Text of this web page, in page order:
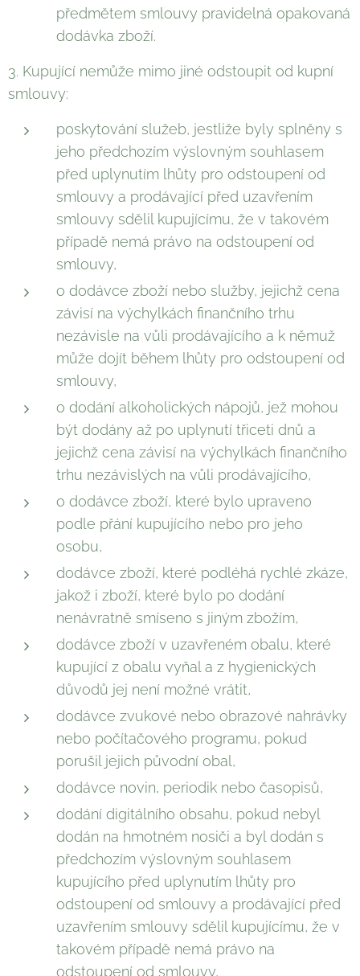
předmětem smlouvy pravidelná opakovaná
dodávka zboží.
3. Kupující nemůže mimo jiné odstoupit od kupní
smlouvy:
poskytování služeb, jestliže byly splněny s
jeho předchozím výslovným souhlasem
před uplynutím lhůty pro odstoupení od
smlouvy a prodávající před uzavřením
smlouvy sdělil kupujícímu, že v takovém
případě nemá právo na odstoupení od
smlouvy,
o dodávce zboží nebo služby, jejichž cena
závisí na výchylkách finančního trhu
nezávisle na vůli prodávajícího a k němuž
může dojít během lhůty pro odstoupení od
smlouvy,
o dodání alkoholických nápojů, jež mohou
být dodány až po uplynutí třiceti dnů a
jejichž cena závisí na výchylkách finančního
trhu nezávislých na vůli prodávajícího,
o dodávce zboží, které bylo upraveno
podle přání kupujícího nebo pro jeho
osobu,
dodávce zboží, které podléhá rychlé zkáze,
jakož i zboží, které bylo po dodání
nenávratně smíseno s jiným zbožím,
dodávce zboží v uzavřeném obalu, které
kupující z obalu vyňal a z hygienických
důvodů jej není možné vrátit,
dodávce zvukové nebo obrazové nahrávky
nebo počítačového programu, pokud
porušil jejich původní obal,
dodávce novin, periodik nebo časopisů,
dodání digitálního obsahu, pokud nebyl
dodán na hmotném nosiči a byl dodán s
předchozím výslovným souhlasem
kupujícího před uplynutím lhůty pro
odstoupení od smlouvy a prodávající před
uzavřením smlouvy sdělil kupujícímu, že v
takovém případě nemá právo na
odstoupení od smlouvy,